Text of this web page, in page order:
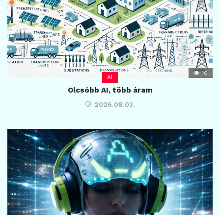
AI
10
Olcsóbb AI, több áram
2026.08.03.